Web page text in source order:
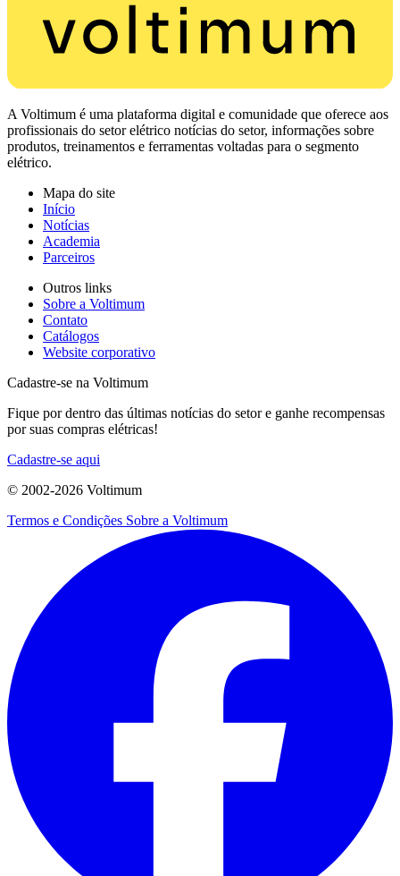
A Voltimum é uma plataforma digital e comunidade que oferece aos
profissionais do setor elétrico notícias do setor, informações sobre
produtos, treinamentos e ferramentas voltadas para o segmento
elétrico.
Mapa do site
Início
Notícias
Academia
Parceiros
Outros links
Sobre a Voltimum
Contato
Catálogos
Website corporativo
Cadastre-se na Voltimum
Fique por dentro das últimas notícias do setor e ganhe recompensas
por suas compras elétricas!
Cadastre-se aqui
© 2002-2026 Voltimum
Termos e Condições Sobre a Voltimum